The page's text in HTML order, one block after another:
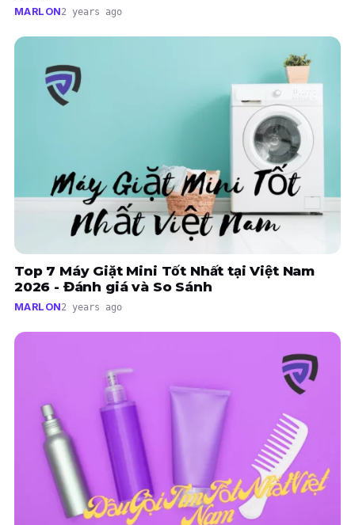
MARLON2 years ago
Top 7 Máy Giặt Mini Tốt Nhất tại Việt Nam
2026 - Đánh giá và So Sánh
MARLON2 years ago